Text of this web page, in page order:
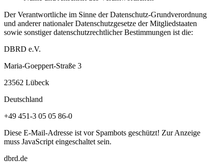
Der Verantwortliche im Sinne der Datenschutz-Grundverordnung
und anderer nationaler Datenschutzgesetze der Mitgliedstaaten
sowie sonstiger datenschutzrechtlicher Bestimmungen ist die:
DBRD e.V.
Maria-Goeppert-Straße 3
23562 Lübeck
Deutschland
+49 451-3 05 05 86-0
Diese E-Mail-Adresse ist vor Spambots geschützt! Zur Anzeige
muss JavaScript eingeschaltet sein.
dbrd.de